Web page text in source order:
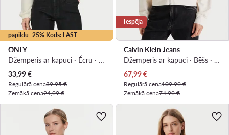
papildu -25% Kods: LAST
ONLY
Džemperis ar kapuci · Écru · Regular Fit
Pašreizējā cena
33,99€
Regulārā cena39,95 €
Zemākā cena24,99 €
Iespēja
Calvin Klein Jeans
Džemperis ar kapuci · Bēšs · Relaxed Fit
Pašreizējā cena
67,99€
Regulārā cena109,99 €
Zemākā cena74,99 €